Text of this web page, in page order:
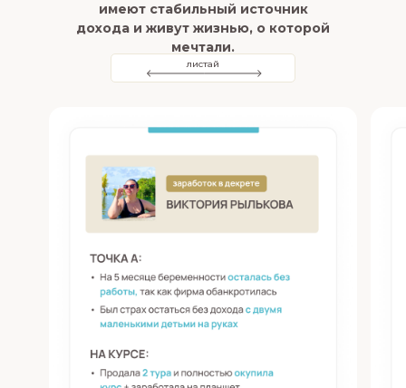
имеют стабильный источник
дохода и живут жизнью, о которой
мечтали.
листай